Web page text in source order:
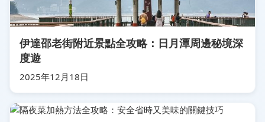
伊達邵老街附近景點全攻略：日月潭周邊秘境深
度遊
2025年12月18日